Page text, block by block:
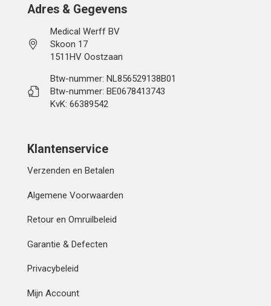
Adres & Gegevens
Medical Werff BV
Skoon 17
1511HV Oostzaan
Btw-nummer: NL856529138B01
Btw-nummer: BE0678413743
KvK: 66389542
Klantenservice
Verzenden en Betalen
Algemene Voorwaarden
Retour en Omruilbeleid
Garantie & Defecten
Privacybeleid
Mijn Account